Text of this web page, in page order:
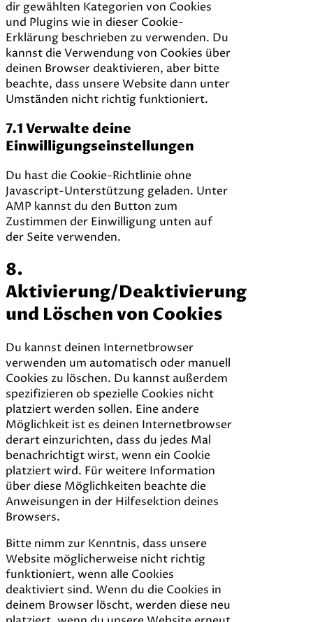
dir gewählten Kategorien von Cookies
und Plugins wie in dieser Cookie-
Erklärung beschrieben zu verwenden. Du
kannst die Verwendung von Cookies über
deinen Browser deaktivieren, aber bitte
beachte, dass unsere Website dann unter
Umständen nicht richtig funktioniert.
7.1 Verwalte deine
Einwilligungseinstellungen
Du hast die Cookie-Richtlinie ohne
Javascript-Unterstützung geladen. Unter
AMP kannst du den Button zum
Zustimmen der Einwilligung unten auf
der Seite verwenden.
8.
Aktivierung/Deaktivierung
und Löschen von Cookies
Du kannst deinen Internetbrowser
verwenden um automatisch oder manuell
Cookies zu löschen. Du kannst außerdem
spezifizieren ob spezielle Cookies nicht
platziert werden sollen. Eine andere
Möglichkeit ist es deinen Internetbrowser
derart einzurichten, dass du jedes Mal
benachrichtigt wirst, wenn ein Cookie
platziert wird. Für weitere Information
über diese Möglichkeiten beachte die
Anweisungen in der Hilfesektion deines
Browsers.
Bitte nimm zur Kenntnis, dass unsere
Website möglicherweise nicht richtig
funktioniert, wenn alle Cookies
deaktiviert sind. Wenn du die Cookies in
deinem Browser löscht, werden diese neu